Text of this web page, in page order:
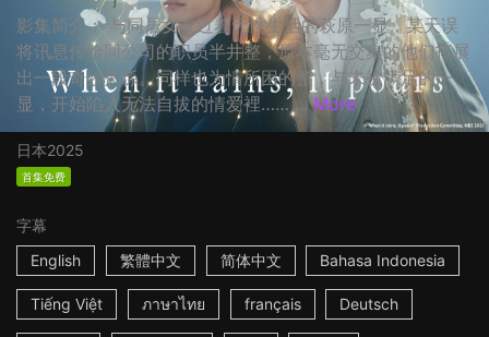
影集简介： 与同居女友过着无性生活的萩原一显，某天误
将讯息传给同公司的职员半井整，原本毫无交集的他们拓展
出一段奇妙关係。同样也为情所困的整，与未被满足的一
显，开始陷入无法自拔的情爱裡…… ... More
日本2025
首集免费
字幕
English
繁體中文 简体中文 Bahasa Indonesia
Tiếng Việt ภาษาไทย français Deutsch